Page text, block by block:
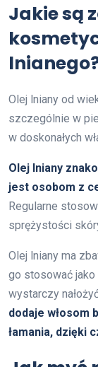
Jakie są
Olej lniany od
szczególnie w
w doskonałych
Olej lniany
jest osobom z
Regularne
sprężystości
Olej lniany ma
go stosować
wystarczy
dodaje włosom
łamania, dzięki